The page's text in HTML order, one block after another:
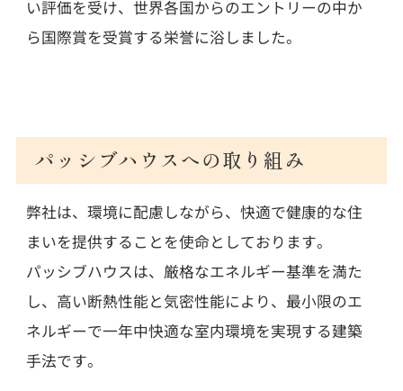
い評価を受け、世界各国からのエントリーの中か
ら国際賞を受賞する栄誉に浴しました。
パッシブハウスへの取り組み
弊社は、環境に配慮しながら、快適で健康的な住
まいを提供することを使命としております。
パッシブハウスは、厳格なエネルギー基準を満た
し、高い断熱性能と気密性能により、最小限のエ
ネルギーで一年中快適な室内環境を実現する建築
手法です。